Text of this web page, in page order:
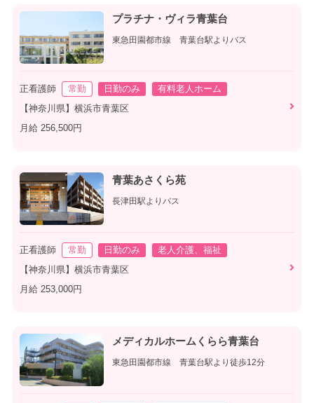
プラチナ・ヴィラ青葉台
東急田園都市線 青葉台駅よりバス
正看護師 常勤 日勤のみ
有料老人ホーム
【神奈川県】横浜市青葉区
月給 256,500円
青葉あさくら苑
長津田駅よりバス
正看護師 常勤 日勤のみ
老人介護、福祉
【神奈川県】横浜市青葉区
月給 253,000円
メディカルホームくらら青葉台
東急田園都市線 青葉台駅より徒歩12分